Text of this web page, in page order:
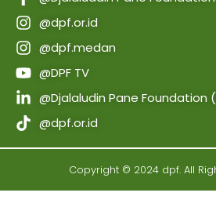
@dpf.or.id
@dpf.medan
@DPF TV
@Djalaludin Pane Foundation
@dpf.or.id
Copyright © 2024 dpf. All